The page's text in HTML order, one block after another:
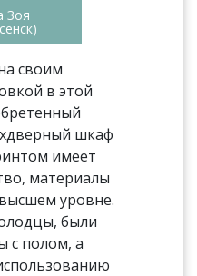
Зоя
своим
в этой
шкаф
имеет
материалы
уровне.
были
с полом, а